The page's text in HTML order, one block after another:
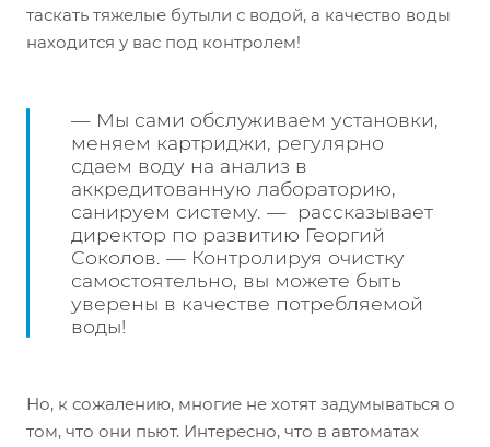
таскать тяжелые бутыли с водой, а качество воды
находится у вас под контролем!
— Мы сами обслуживаем установки,
меняем картриджи, регулярно
сдаем воду на анализ в
аккредитованную лабораторию,
санируем систему. — рассказывает
директор по развитию Георгий
Соколов. — Контролируя очистку
самостоятельно, вы можете быть
уверены в качестве потребляемой
воды!
Но, к сожалению, многие не хотят задумываться о
том, что они пьют. Интересно, что в автоматах